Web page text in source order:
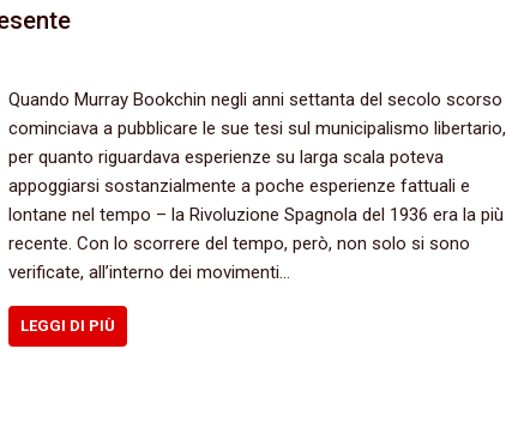
Quando Murray Bookchin negli anni settanta del secolo scorso
cominciava a pubblicare le sue tesi sul municipalismo libertario,
per quanto riguardava esperienze su larga scala poteva
appoggiarsi sostanzialmente a poche esperienze fattuali e
lontane nel tempo – la Rivoluzione Spagnola del 1936 era la più
recente. Con lo scorrere del tempo, però, non solo si sono
verificate, all’interno dei movimenti…
LEGGI DI PIÙ